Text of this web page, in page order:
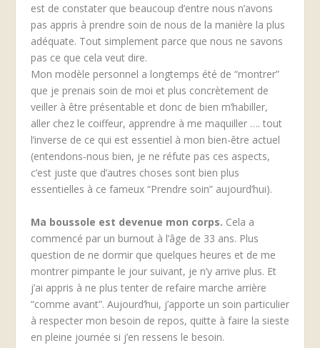
est de constater que beaucoup d’entre nous n’avons
pas appris à prendre soin de nous de la manière la plus
adéquate. Tout simplement parce que nous ne savons
pas ce que cela veut dire.
Mon modèle personnel a longtemps été de “montrer”
que je prenais soin de moi et plus concrètement de
veiller à être présentable et donc de bien m’habiller,
aller chez le coiffeur, apprendre à me maquiller …. tout
l’inverse de ce qui est essentiel à mon bien-être actuel
(entendons-nous bien, je ne réfute pas ces aspects,
c’est juste que d’autres choses sont bien plus
essentielles à ce fameux “Prendre soin” aujourd’hui).
Ma boussole est devenue mon corps. Cela a
commencé par un burnout à l’âge de 33 ans. Plus
question de ne dormir que quelques heures et de me
montrer pimpante le jour suivant, je n’y arrive plus. Et
j’ai appris à ne plus tenter de refaire marche arrière
“comme avant”. Aujourd’hui, j’apporte un soin particulier
à respecter mon besoin de repos, quitte à faire la sieste
en pleine journée si j’en ressens le besoin.